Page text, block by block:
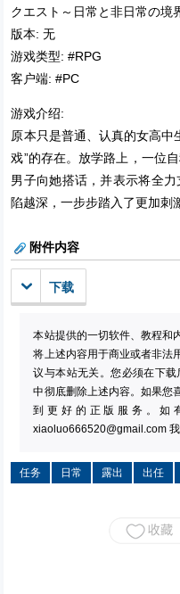
クエスト～日常と非日常の境
版本: 无
游戏类型: #RPG
客户端: #PC
游戏介绍:
原本只是普通、认真的女高中
戏”的存在。放学路上，一位
男子向她搭话，并表示将全
陷越深，一步步踏入了更加刺
附件内容
下载
本站提供的一切软件、教程和
将上述内容用于商业或者非法
议与本站无关。您必须在下
中彻底删除上述内容。如果您
到更好的正版服务。如
xiaoluo666520@gmail.com
任务 日常 露出 出任